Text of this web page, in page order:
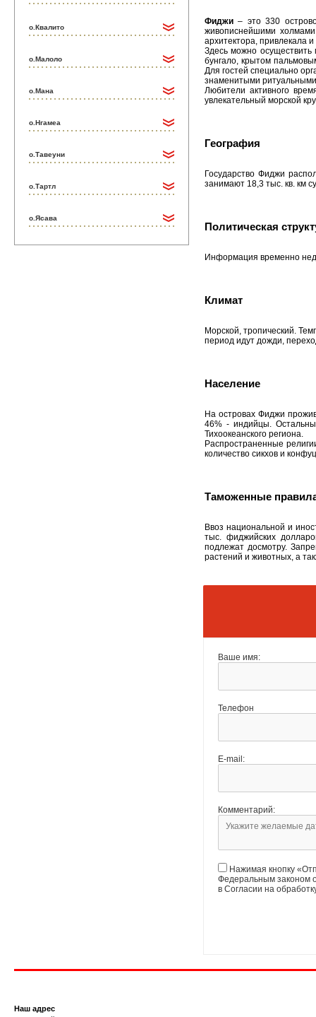
о.Квалито
о.Малоло
о.Мана
о.Нгамеа
о.Тавеуни
о.Тартл
о.Ясава
Фиджи– это 330
живописнейшими
архитектора, привлекала
Здесь можно осуществить
бунгало, крытом
Для гостей специально
знаменитыми
Любители активного
увлекательный морской
География
Государство Фиджи
занимают 18,3 тыс. кв. км
Политическая
Информация временно
Климат
Морской, тропический.
период идут дожди,
Население
На островах Фиджи
46% - индийцы.
Тихоокеанского региона.
Распространенные
количество сикхов и
Таможенные
Ввоз национальной и
тыс. фиджийских
подлежат досмотру.
растений и животных, а
Ваше имя:
Телефон
E-mail:
Комментарий:
Нажимая кнопку
Федеральным законом
в Согласии на
Наш адрес